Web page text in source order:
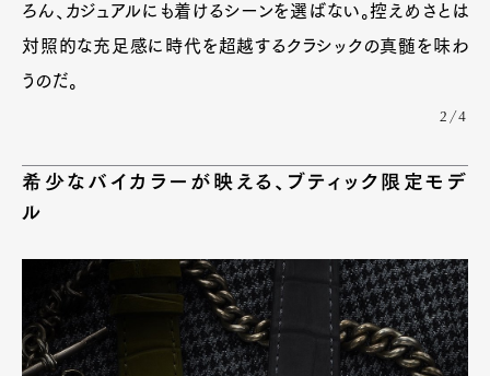
ろん、カジュアルにも着けるシーンを選ばない。控えめさとは
対照的な充足感に時代を超越するクラシックの真髄を味わ
うのだ。
2/4
希少なバイカラーが映える、ブティック限定モデ
ル